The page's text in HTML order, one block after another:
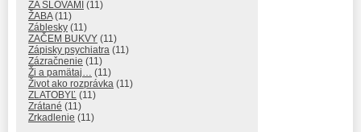
ZA SLOVAMI (11)
ŽABA(11)
Záblesky (11)
ZAČEM BUKVY (11)
Zápisky psychiatra (11)
Zázračnenie (11)
Ži a pamätaj… (11)
Život ako rozprávka (11)
ZLATOBYĽ (11)
Zrátané (11)
Zrkadlenie (11)